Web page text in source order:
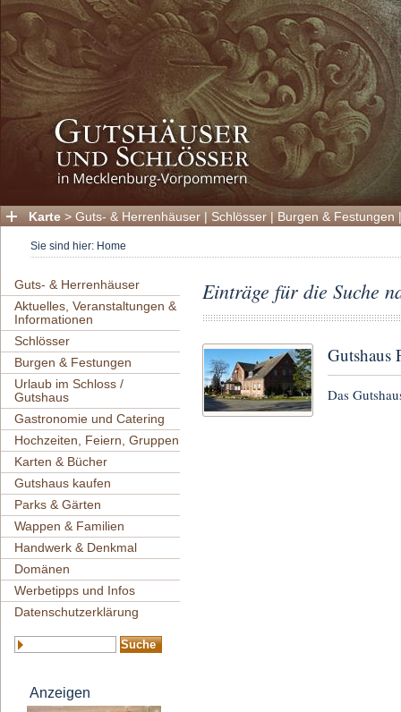
Karte > Guts- & Herrenhäuser | Schlösser | Burgen & Festungen
Sie sind hier: Home
Guts- & Herrenhäuser
Aktuelles, Veranstaltungen &
Informationen
Schlösser
Burgen & Festungen
Urlaub im Schloss /
Gutshaus
Gastronomie und Catering
Hochzeiten, Feiern, Gruppen
Karten & Bücher
Gutshaus kaufen
Parks & Gärten
Wappen & Familien
Handwerk & Denkmal
Domänen
Werbetipps und Infos
Datenschutzerklärung
Anzeigen
Einträge für die Suche
Gutshaus
Das